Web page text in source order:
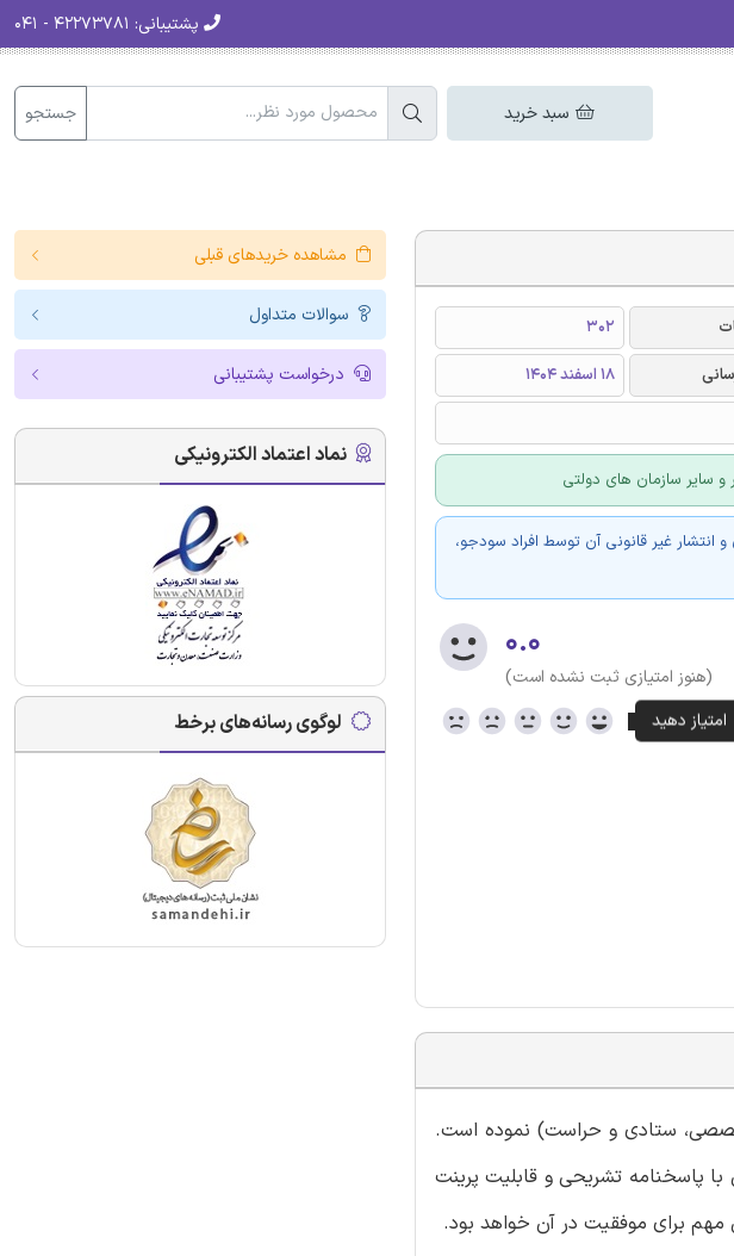
پشتیبانی:
سبد خرید جستجو
302
18 اسفند 1404
سایر سازمان های دولتی
غیر قانونی آن توسط افراد سودجو،
۰.۰
(هنوز امتیازی ثبت نشده است)
ستادی و حراست) نموده است.
پاسخنامه تشریحی و قابلیت پرینت
مهم برای موفقیت در آن خواهد بود.
مشاهده خریدهای قبلی
سوالات متداول
درخواست پشتیبانی
نماد اعتماد الکترونیکی
لوگوی رسانه‌های برخط